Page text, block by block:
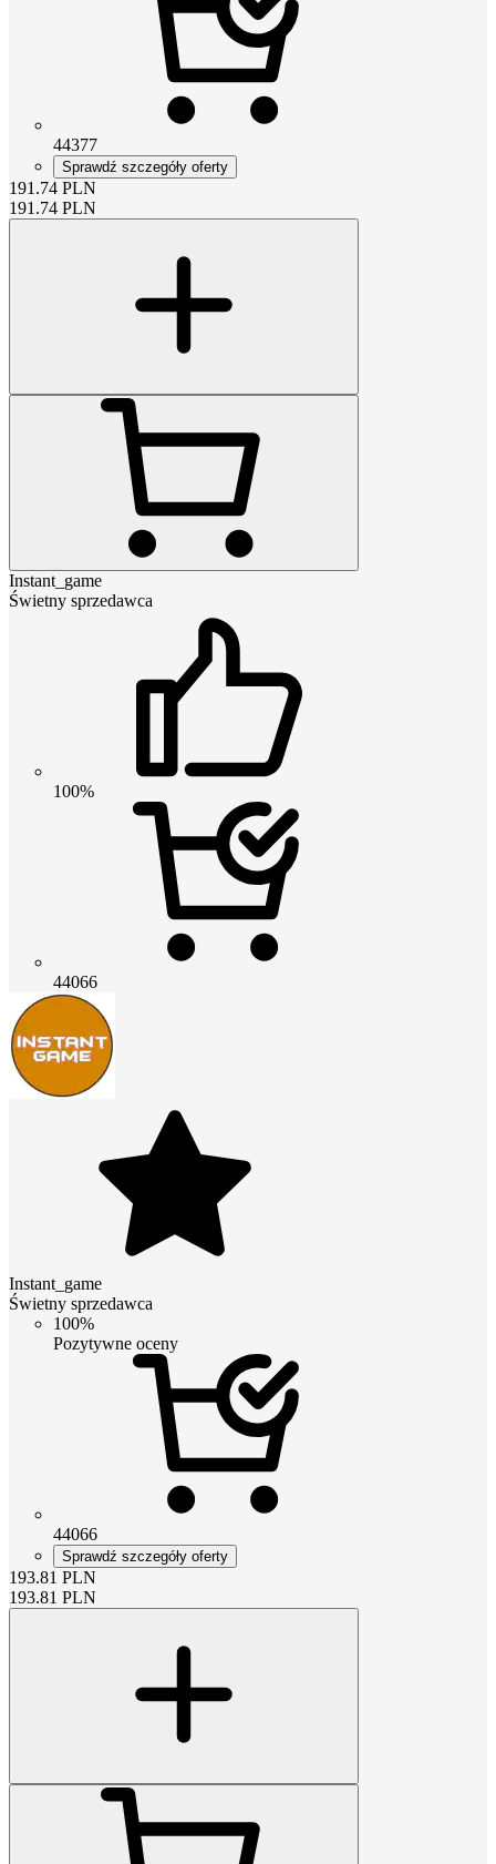
44377
Sprawdź szczegóły oferty
191.74 PLN
191.74 PLN
Instant_game
Świetny sprzedawca
100%
44066
Instant_game
Świetny sprzedawca
100%
Pozytywne oceny
44066
Sprawdź szczegóły oferty
193.81 PLN
193.81 PLN